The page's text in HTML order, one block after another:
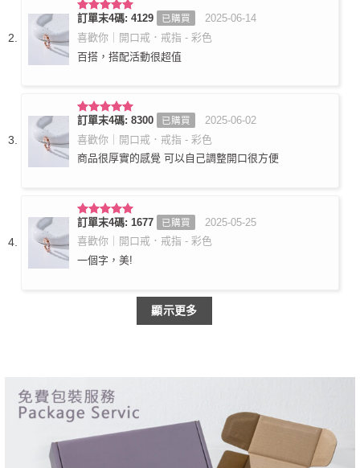
評分5滿
分 5
訂單末4碼: 4129 已購買
2025-06-14
喜歡你｜開口戒．戒指 - 彩色
百搭，搭配活動很超值
評分5滿
分 5
訂單末4碼: 8300 已購買
2025-06-02
喜歡你｜開口戒．戒指 - 彩色
商品很厚實的感覺 可以自己調整開口很方便
評分5滿
分 5
訂單末4碼: 1677 已購買
2025-05-25
喜歡你｜開口戒．戒指 - 彩色
一個字，美!
顯示更多